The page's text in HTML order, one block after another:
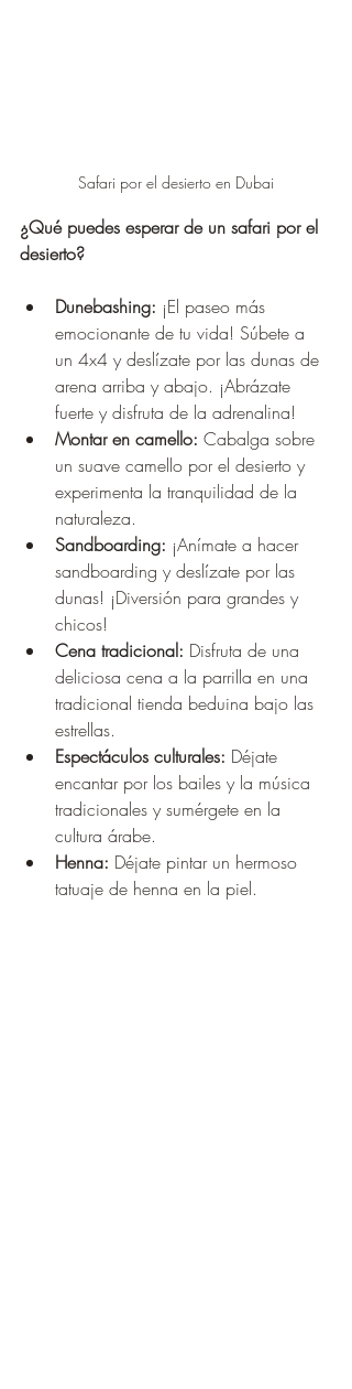
Safari por el desierto en Dubai
¿Qué puedes esperar de un safari por el
desierto?
Dunebashing: ¡El paseo más
emocionante de tu vida! Súbete a
un 4x4 y deslízate por las dunas de
arena arriba y abajo. ¡Abrázate
fuerte y disfruta de la adrenalina!
Montar en camello: Cabalga sobre
un suave camello por el desierto y
experimenta la tranquilidad de la
naturaleza.
Sandboarding: ¡Anímate a hacer
sandboarding y deslízate por las
dunas! ¡Diversión para grandes y
chicos!
Cena tradicional: Disfruta de una
deliciosa cena a la parrilla en una
tradicional tienda beduina bajo las
estrellas.
Espectáculos culturales: Déjate
encantar por los bailes y la música
tradicionales y sumérgete en la
cultura árabe.
Henna: Déjate pintar un hermoso
tatuaje de henna en la piel.